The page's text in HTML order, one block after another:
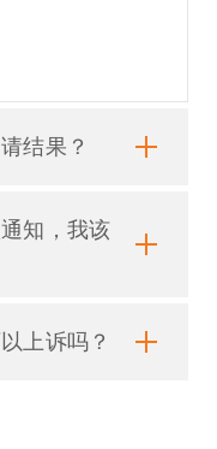
结果？
知，我该
上诉吗？